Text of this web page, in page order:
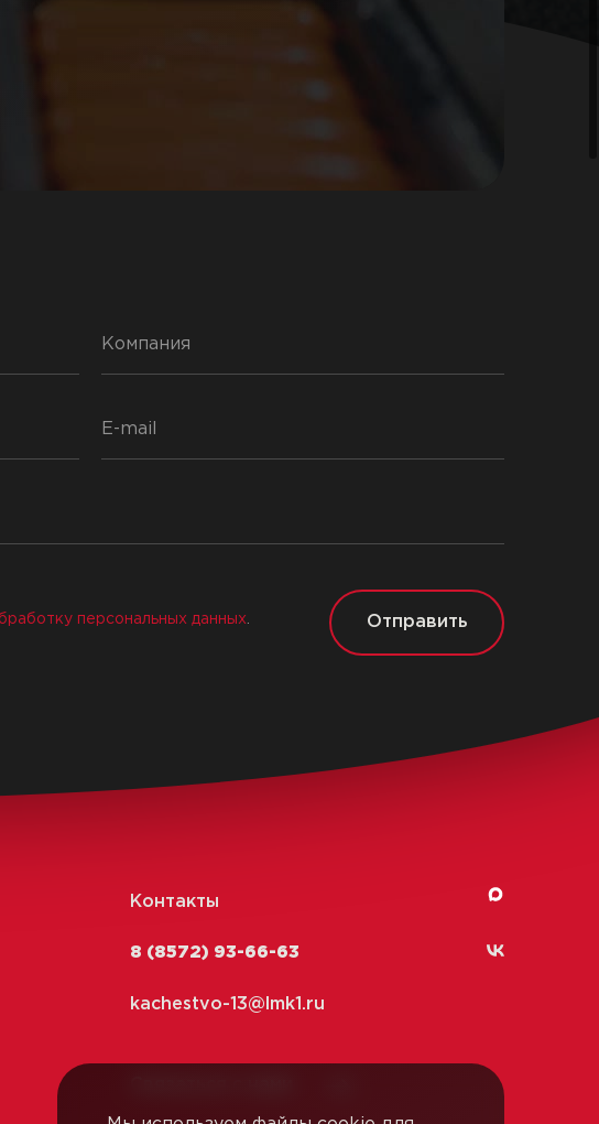
персональных данных Отправить
Контакты
8 (8572) 93-66-63
kachestvo-13@ lmk1.ru